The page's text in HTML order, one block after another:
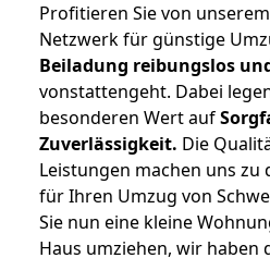
Profitieren Sie von
Netzwerk für günstige
Beiladung reibungslos
vonstattengeht. Dabei
besonderen Wert auf
Zuverlässigkeit. Die
Leistungen machen uns zu
für Ihren Umzug von
Sie nun eine kleine
Haus umziehen, wir haben